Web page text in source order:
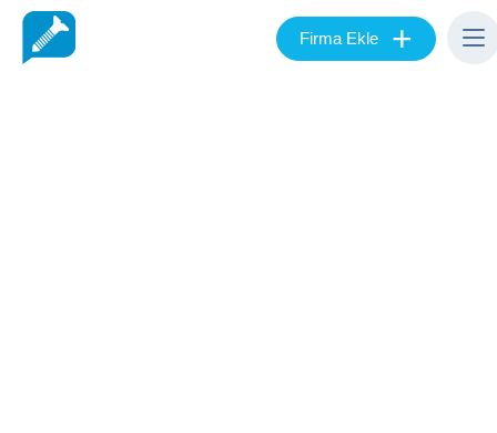
Firma Ekle +